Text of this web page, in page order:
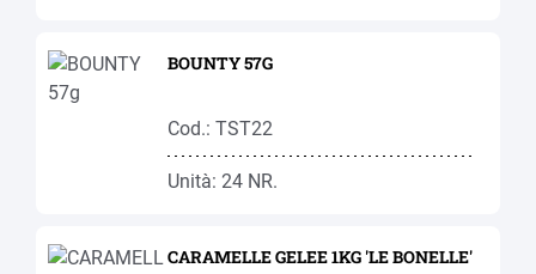
BOUNTY 57G
Cod.: TST22
Unità: 24 NR.
CARAMELLE GELEE 1KG 'LE BONELLE'